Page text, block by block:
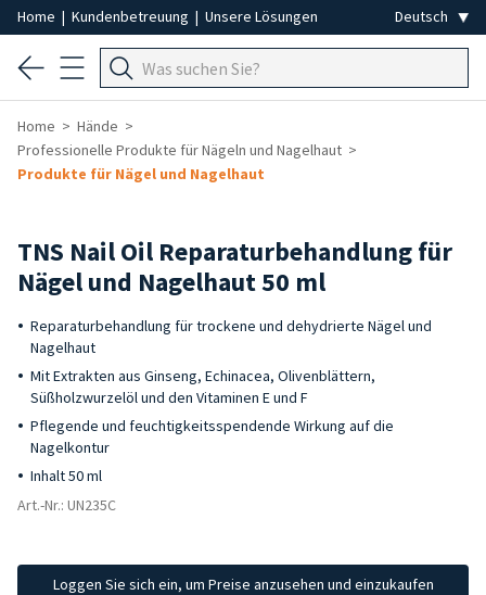
Home | Kundenbetreuung | Unsere Lösungen
Home
Hände
Professionelle Produkte für Nägeln und Nagelhaut
Produkte für Nägel und Nagelhaut
TNS Nail Oil Reparaturbehandlung für
Nägel und Nagelhaut 50 ml
Reparaturbehandlung für trockene und dehydrierte Nägel und
Nagelhaut
Mit Extrakten aus Ginseng, Echinacea, Olivenblättern,
Süßholzwurzelöl und den Vitaminen E und F
Pflegende und feuchtigkeitsspendende Wirkung auf die
Nagelkontur
Inhalt 50 ml
Art.-Nr.: UN235C
Loggen Sie sich ein, um Preise anzusehen und einzukaufen